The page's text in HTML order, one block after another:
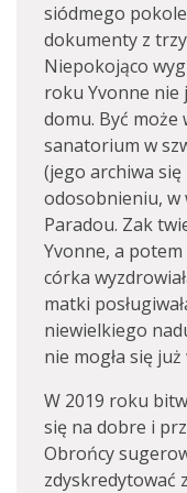
siódmego
dokumenty z
Niepokojąco
roku Yvonne nie
domu. Być może
sanatorium w
(jego archiwa się
odosobnieniu, w
Paradou. Zak
Yvonne, a potem
córka
matki
niewielkiego
nie mogła się
W 2019 roku
się na dobre i
Obrońcy
zdyskredytować